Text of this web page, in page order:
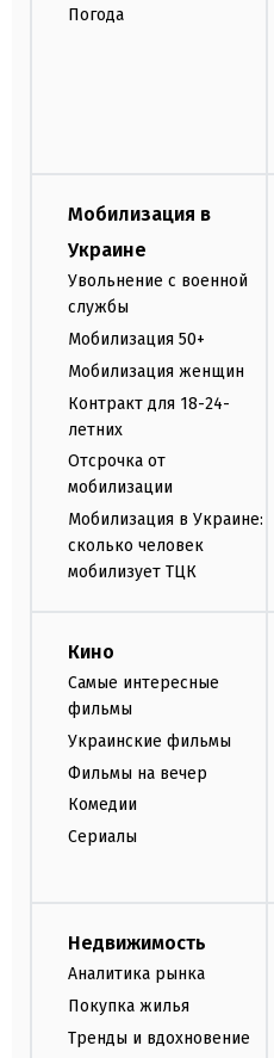
Погода
Мобилизация в
Украине
Увольнение с военной
службы
Мобилизация 50+
Мобилизация женщин
Контракт для 18-24-
летних
Отсрочка от
мобилизации
Мобилизация в Украине:
сколько человек
мобилизует ТЦК
Кино
Самые интересные
фильмы
Украинские фильмы
Фильмы на вечер
Комедии
Сериалы
Недвижимость
Аналитика рынка
Покупка жилья
Тренды и вдохновение